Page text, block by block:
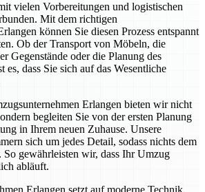
vielen Vorbereitungen und logistischen
Mit dem richtigen
können Sie diesen Prozess entspannt
Ob der Transport von Möbeln, die
Gegenstände oder die Planung des
es, dass Sie sich auf das Wesentliche
Erlangen bieten wir nicht
begleiten Sie von der ersten Planung
in Ihrem neuen Zuhause. Unsere
sich um jedes Detail, sodass nichts dem
gewährleisten wir, dass Ihr Umzug
abläuft.